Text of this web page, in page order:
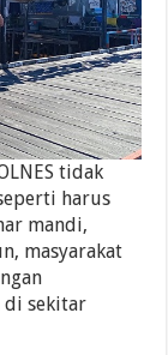
tidak
harus
mandi,
masyarakat
di sekitar